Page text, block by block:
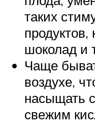
таких
продуктов,
шоколад и
Чаще
воздухе,
насыщать
свежим